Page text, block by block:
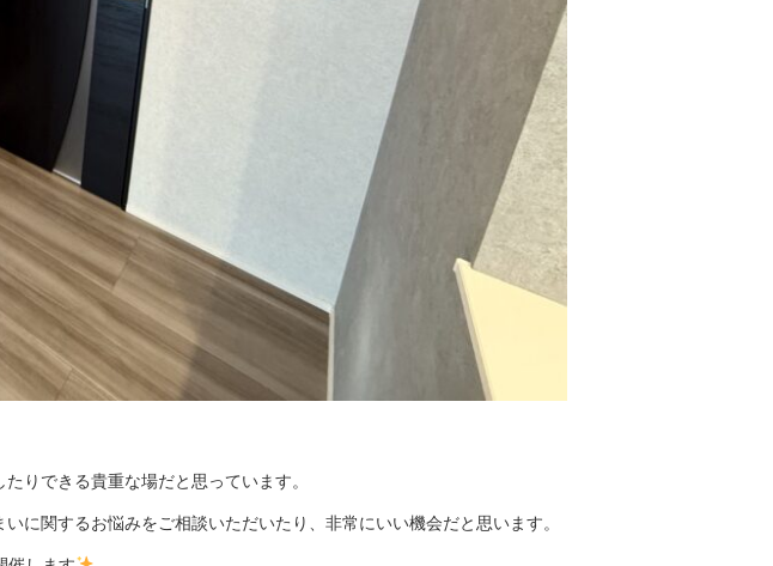
りできる貴重な場だと思っています。
に関するお悩みをご相談いただいたり、非常にいい機会だと思います。